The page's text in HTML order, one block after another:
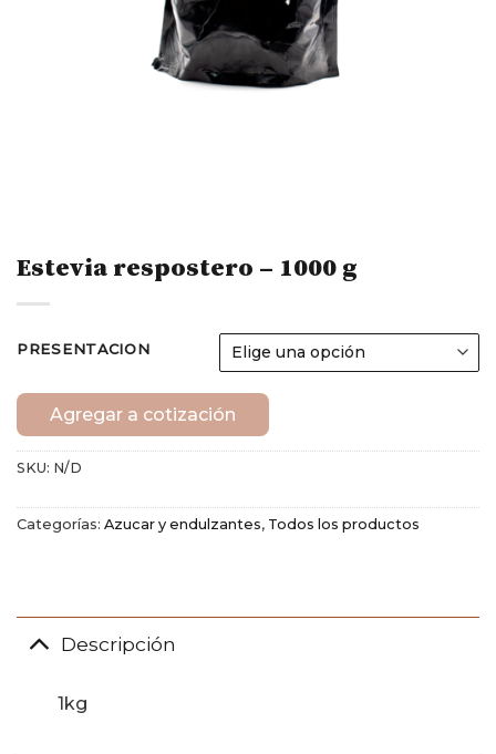
Estevia respostero – 1000 g
PRESENTACION
Agregar a cotización
SKU: N/D
Categorías: Azucar y endulzantes, Todos los productos
Descripción
1kg